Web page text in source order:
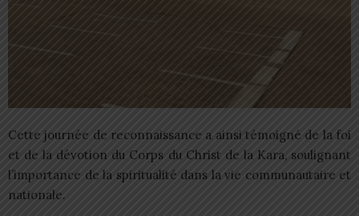
Cette journée de reconnaissance a ainsi témoigné de la foi
et de la dévotion du Corps du Christ de la Kara, soulignant
l’importance de la spiritualité dans la vie communautaire et
nationale.